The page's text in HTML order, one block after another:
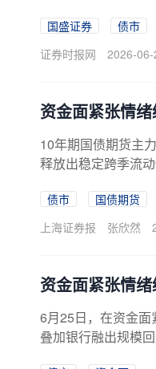
的来看债市依然在
行趋势不变。随着
国盛证券
债市
证券时报网
2026-
资金面紧张情
10年期国债期货主
释放出稳定跨季流
国债期货主力合约
国债收益率普遍下
债市
国债期货
上海证券报
张欣然
资金面紧张情
6月25日，在资金
叠加银行融出规模